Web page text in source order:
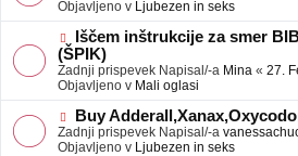
a
v
e
v
e
o
b
j
a
v
e
Objavljeno v Ljubezen in seks
N
o
v
e
o
b
j
a
Iščem inštrukcije za smer
(ŠPIK)
Zadnji prispevek Napisal/-a Mina « 27.
Objavljeno v Mali oglasi
N
o
v
Buy
Zadnji prispevek Napisal/-a
Objavljeno v Ljubezen in seks